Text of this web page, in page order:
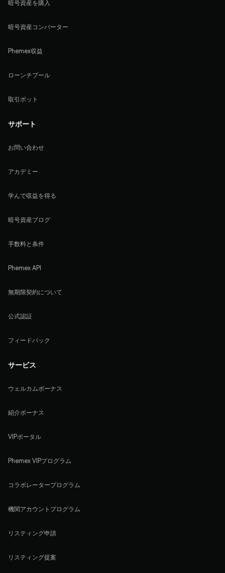
暗号資産を購入
暗号資産コンバーター
Phemex収益
ローンチプール
取引ボット
サポート
お問い合わせ
アカデミー
学んで収益を得る
暗号資産ブログ
手数料と条件
Phemex API
無期限契約について
公式認証
フィードバック
サービス
ウェルカムボーナス
紹介ボーナス
VIPポータル
Phemex VIPプログラム
コラボレータープログラム
機関アカウントプログラム
リスティング申請
リスティング提案